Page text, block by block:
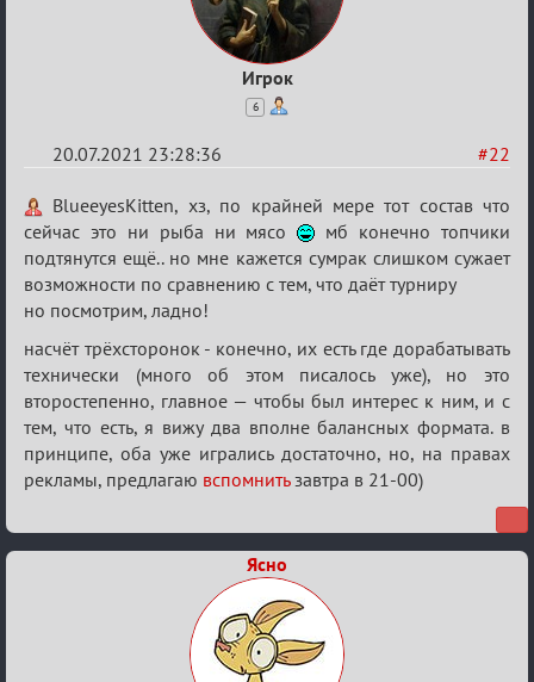
Игрок
6
#22
20.07.2021 23:28:36
Re:
Обуждение
«Universal»
BlueeyesKitten, хз, по крайней мере тот состав что
сейчас это ни рыба ни мясо
мб конечно топчики
подтянутся ещё.. но мне кажется сумрак слишком сужает
возможности по сравнению с тем, что даёт турниру
но посмотрим, ладно!
насчёт трёхсторонок - конечно, их есть где дорабатывать
технически (много об этом писалось уже), но это
второстепенно, главное — чтобы был интерес к ним, и с
тем, что есть, я вижу два вполне балансных формата. в
принципе, оба уже игрались достаточно, но, на правах
рекламы, предлагаю вспомнитьзавтра в 21-00)
Ясно